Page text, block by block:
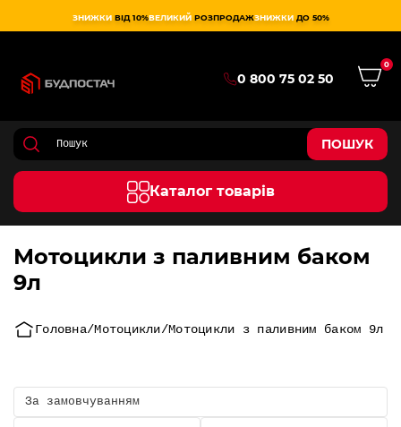
ЗНИЖКИ ВІД 10%ВЕЛИКИЙ РОЗПРОДАЖЗНИЖКИ ДО 50%
0 800 75 02 50
0
ПОШУК
Каталог товарів
Мотоцикли з паливним баком
9л
Головна Мотоцикли Мотоцикли з паливним баком 9л